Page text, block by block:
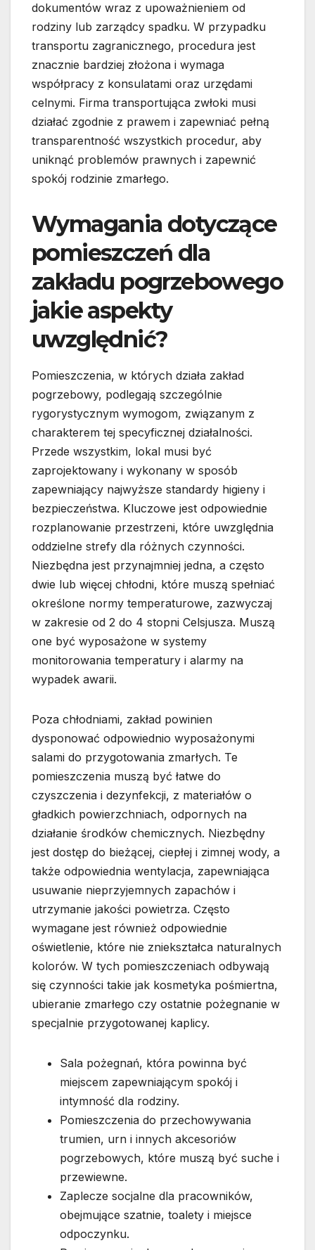
dokumentów wraz z upoważnieniem od
rodziny lub zarządcy spadku. W przypadku
transportu zagranicznego, procedura jest
znacznie bardziej złożona i wymaga
współpracy z konsulatami oraz urzędami
celnymi. Firma transportująca zwłoki musi
działać zgodnie z prawem i zapewniać pełną
transparentność wszystkich procedur, aby
uniknąć problemów prawnych i zapewnić
spokój rodzinie zmarłego.
Wymagania dotyczące
pomieszczeń dla
zakładu pogrzebowego
jakie aspekty
uwzględnić?
Pomieszczenia, w których działa zakład
pogrzebowy, podlegają szczególnie
rygorystycznym wymogom, związanym z
charakterem tej specyficznej działalności.
Przede wszystkim, lokal musi być
zaprojektowany i wykonany w sposób
zapewniający najwyższe standardy higieny i
bezpieczeństwa. Kluczowe jest odpowiednie
rozplanowanie przestrzeni, które uwzględnia
oddzielne strefy dla różnych czynności.
Niezbędna jest przynajmniej jedna, a często
dwie lub więcej chłodni, które muszą spełniać
określone normy temperaturowe, zazwyczaj
w zakresie od 2 do 4 stopni Celsjusza. Muszą
one być wyposażone w systemy
monitorowania temperatury i alarmy na
wypadek awarii.
Poza chłodniami, zakład powinien
dysponować odpowiednio wyposażonymi
salami do przygotowania zmarłych. Te
pomieszczenia muszą być łatwe do
czyszczenia i dezynfekcji, z materiałów o
gładkich powierzchniach, odpornych na
działanie środków chemicznych. Niezbędny
jest dostęp do bieżącej, ciepłej i zimnej wody, a
także odpowiednia wentylacja, zapewniająca
usuwanie nieprzyjemnych zapachów i
utrzymanie jakości powietrza. Często
wymagane jest również odpowiednie
oświetlenie, które nie zniekształca naturalnych
kolorów. W tych pomieszczeniach odbywają
się czynności takie jak kosmetyka pośmiertna,
ubieranie zmarłego czy ostatnie pożegnanie w
specjalnie przygotowanej kaplicy.
Sala pożegnań, która powinna być
miejscem zapewniającym spokój i
intymność dla rodziny.
Pomieszczenia do przechowywania
trumien, urn i innych akcesoriów
pogrzebowych, które muszą być suche i
przewiewne.
Zaplecze socjalne dla pracowników,
obejmujące szatnie, toalety i miejsce
odpoczynku.